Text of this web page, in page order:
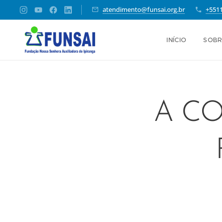
atendimento@funsai.org.br
INÍCIO
A